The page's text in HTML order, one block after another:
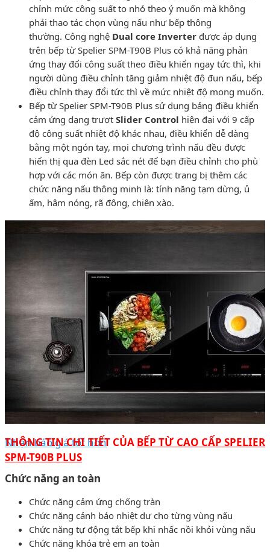
chỉnh mức công suất to nhỏ theo ý muốn mà không
phải thao tác chọn vùng nấu như bếp thông
thường. Công nghệ Dual core Inverter được áp dụng
trên bếp từ Spelier SPM-T90B Plus có khả năng phản
ứng thay đổi công suất theo điều khiển ngay tức thì, khi
người dùng điều chỉnh tăng giảm nhiệt độ đun nấu, bếp
điều chỉnh thay đổi tức thì về mức nhiệt độ mong muốn.
Bếp từ Spelier SPM-T90B Plus sử dụng bảng điều khiển
cảm ứng dạng trượt Slider Control hiện đại với 9 cấp
độ công suất nhiệt độ khác nhau, điều khiển dễ dàng
bằng một ngón tay, mọi chương trình nấu đều được
hiển thị qua đèn Led sắc nét để bạn điều chỉnh cho phù
hợp với các món ăn. Bếp còn được trang bị thêm các
chức năng nấu thông minh là: tính năng tạm dừng, ủ
ấm, hâm nóng, rã đông, chiên xào.
Nhận báo giá tốt hơn
THÔNG TIN CHI TIẾT CỦA BẾP TỪ CAO CẤP SPELIER
SPM-T90B PLUS
Chức năng an toàn
Chức năng cảm ứng chống tràn
Chức năng cảnh báo nhiệt dư cho từng vùng nấu
Chức năng tự động tắt bếp khi nhấc nồi khỏi vùng nấu
Chức năng khóa trẻ em an toàn